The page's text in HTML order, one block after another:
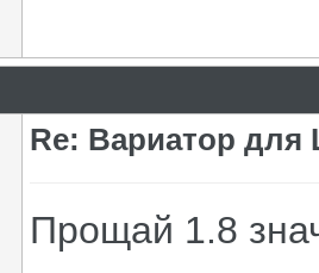
Re: Вариатор для
Прощай 1.8